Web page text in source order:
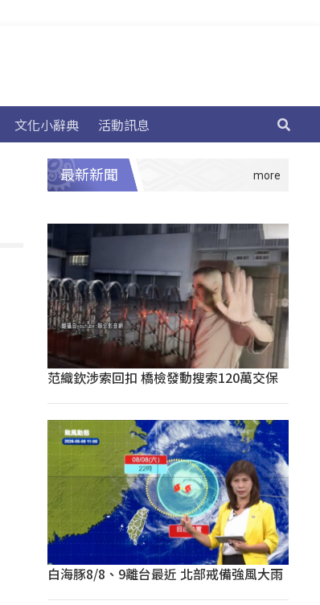
文化小辭典 活動訊息
最新新聞
范織欽涉索回扣 橋檢發動搜索120萬交保
白海豚8/8、9離台最近 北部戒備強風大雨